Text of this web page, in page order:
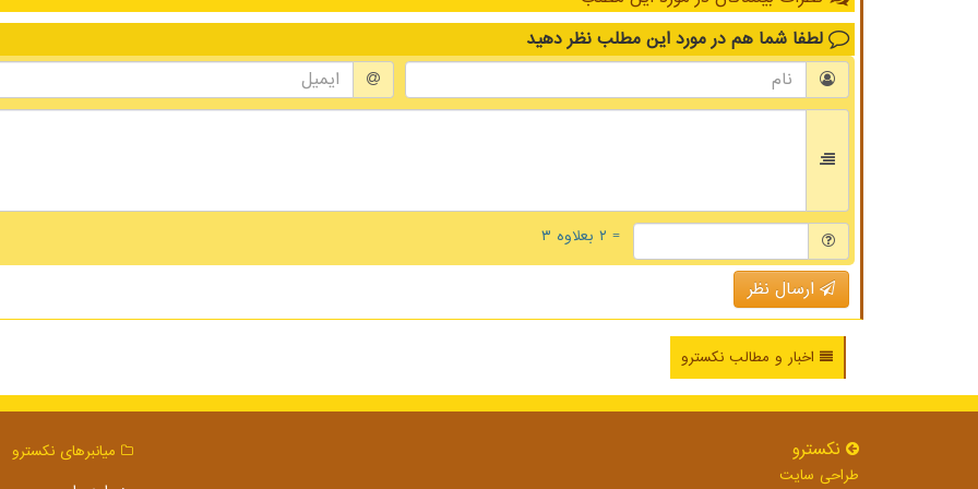
لطفا شما هم در مورد این مطلب نظر دهید
= ۲ بعلاوه ۳
ارسال نظر
اخبار و مطالب نکسترو
نكسترو
طراحی سایت
میانبرهای نكسترو